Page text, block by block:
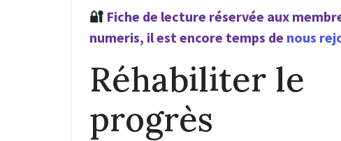
🔐 Fiche de lecture réservée aux
numeris, il est encore temps de nous
Réhabiliter le
progrès